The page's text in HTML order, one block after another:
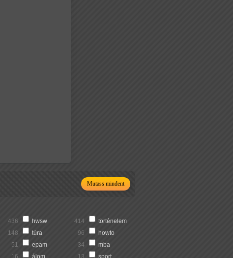
Mutass mindent
436 hwsw 414
történelem
148 túra 96
howto
51 epam 34
mba
16 álom 13
sport